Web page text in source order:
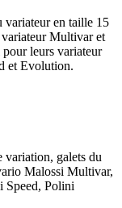
variateur en taille 15
Multivar et
leurs variateur
et Evolution.
variation, galets du
Malossi Multivar,
Speed, Polini